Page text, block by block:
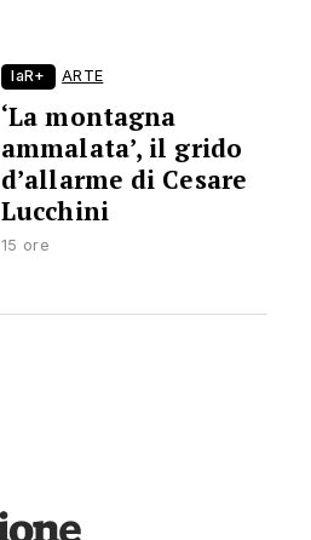
laR+ ARTE
‘La montagna
ammalata’, il grido
d’allarme di Cesare
Lucchini
15 ore